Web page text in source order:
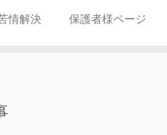
情解決 保護者様ページ